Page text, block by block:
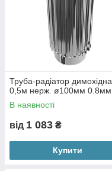
Труба-радіатор димохідна
0,5м нерж. ø100мм 0.8мм
В наявності
від 1 083 ₴
Купити